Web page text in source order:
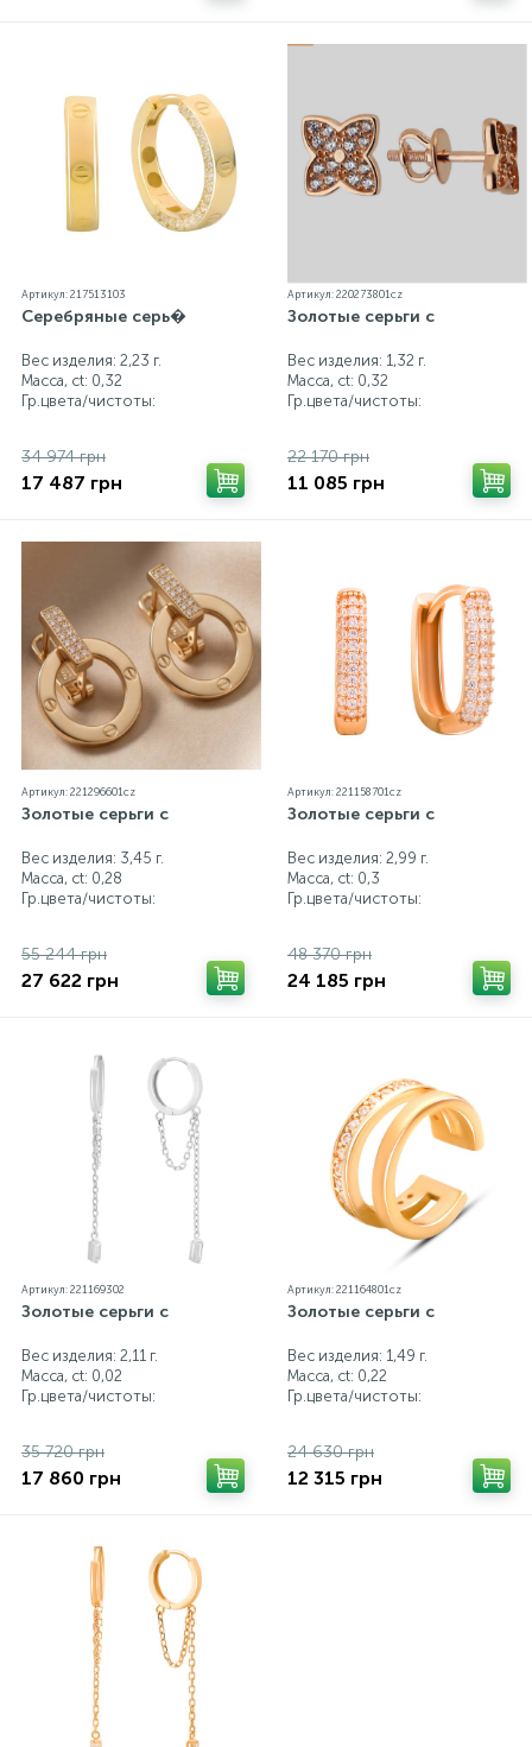
Артикул: 217513103
Серебряные серь�
Вес изделия: 2,23 г.
Масса, ct: 0,32
Гр.цвета/чистоты:
34 974 грн
17 487 грн
Артикул: 220273801cz
Золотые серьги с
Вес изделия: 1,32 г.
Масса, ct: 0,32
Гр.цвета/чистоты:
22 170 грн
11 085 грн
Артикул: 221296601cz
Золотые серьги с
Вес изделия: 3,45 г.
Масса, ct: 0,28
Гр.цвета/чистоты:
55 244 грн
27 622 грн
Артикул: 221158701cz
Золотые серьги с
Вес изделия: 2,99 г.
Масса, ct: 0,3
Гр.цвета/чистоты:
48 370 грн
24 185 грн
Артикул: 221169302
Золотые серьги с
Вес изделия: 2,11 г.
Масса, ct: 0,02
Гр.цвета/чистоты:
35 720 грн
17 860 грн
Артикул: 221164801cz
Золотые серьги с
Вес изделия: 1,49 г.
Масса, ct: 0,22
Гр.цвета/чистоты:
24 630 грн
12 315 грн